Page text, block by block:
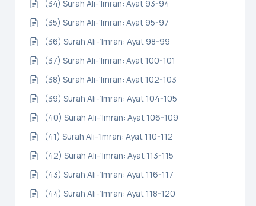
(34) Surah Ali-‘Imran: Ayat 93-94
(35) Surah Ali-‘Imran: Ayat 95-97
(36) Surah Ali-‘Imran: Ayat 98-99
(37) Surah Ali-‘Imran: Ayat 100-101
(38) Surah Ali-‘Imran: Ayat 102-103
(39) Surah Ali-‘Imran: Ayat 104-105
(40) Surah Ali-‘Imran: Ayat 106-109
(41) Surah Ali-‘Imran: Ayat 110-112
(42) Surah Ali-‘Imran: Ayat 113-115
(43) Surah Ali-‘Imran: Ayat 116-117
(44) Surah Ali-‘Imran: Ayat 118-120